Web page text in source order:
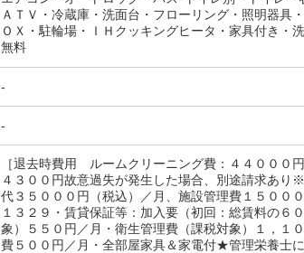
ＡＴＶ・冷蔵庫・洗面台・フローリング・照明器具
ＯＸ・駐輪場・ＩＨクッキングヒータ・家具付き・
無料
-
-
［退去時費用 ルームクリーニング費：４４０００
４３００円故意過失が発生した場合、別途請求あ
代３５０００円（税込）／月、施設管理費１５０
１３２９・賃貸保証等：加入要（初回：総賃料の６
象）５５０円／月・衛生管理費（課税対象）１，１
費５００円／月・全部屋家具＆家電付★管理栄養士